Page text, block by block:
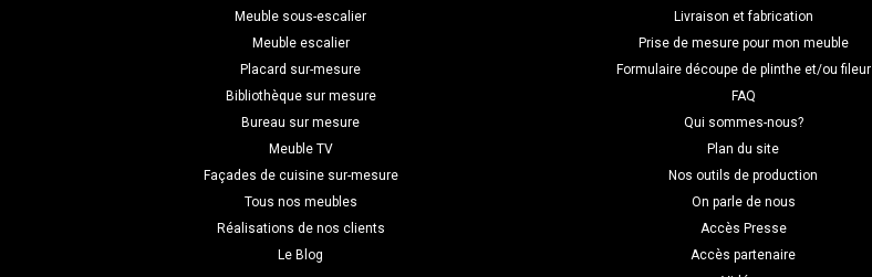
Meuble sous-escalier
Meuble escalier
Placard sur-mesure
Bibliothèque sur mesure
Bureau sur mesure
Meuble TV
Façades de cuisine sur-mesure
Tous nos meubles
Réalisations de nos clients
Le Blog
Livraison et fabrication
Prise de mesure pour mon meuble
Formulaire découpe de plinthe et/ou fileur
FAQ
Qui sommes-nous?
Plan du site
Nos outils de production
On parle de nous
Accès Presse
Accès partenaire